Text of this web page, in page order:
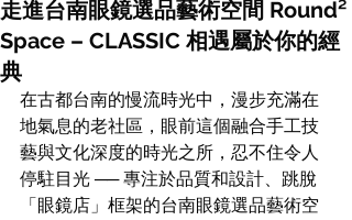
走進台南眼鏡選品藝術空間 Round²
Space – CLASSIC 相遇屬於你的經
典
在古都台南的慢流時光中，漫步充滿在
地氣息的老社區，眼前這個融合手工技
藝與文化深度的時光之所，忍不住令人
停駐目光 ── 專注於品質和設計、跳脫
「眼鏡店」框架的台南眼鏡選品藝術空